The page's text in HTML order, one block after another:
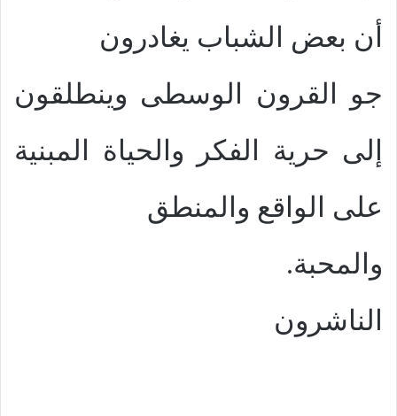
أن بعض الشباب يغادرون
جو القرون الوسطى وينطلقون
إلى حرية الفكر والحياة المبنية
على الواقع والمنطق
والمحبة.
الناشرون